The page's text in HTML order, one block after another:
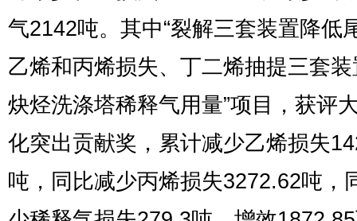
气2142吨。其中“裂解三套装置降低
乙烯和丙烯损失、丁二烯抽提三套
炔烃洗涤塔稀释气用量”项目，获评
化突出贡献奖，累计减少乙烯损失
吨，同比减少丙烯损失3272.62吨，